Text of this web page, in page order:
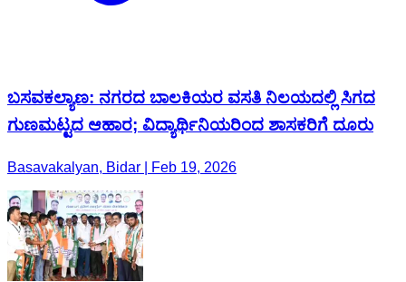
ಬಸವಕಲ್ಯಾಣ: ನಗರದ ಬಾಲಕಿಯರ ವಸತಿ ‌ನಿಲಯದಲ್ಲಿ ಸಿಗದ
ಗುಣಮಟ್ಟದ ಆಹಾರ; ವಿದ್ಯಾರ್ಥಿನಿಯರಿಂದ ಶಾಸಕ‌ರಿಗೆ ದೂರು
Basavakalyan, Bidar | Feb 19, 2026